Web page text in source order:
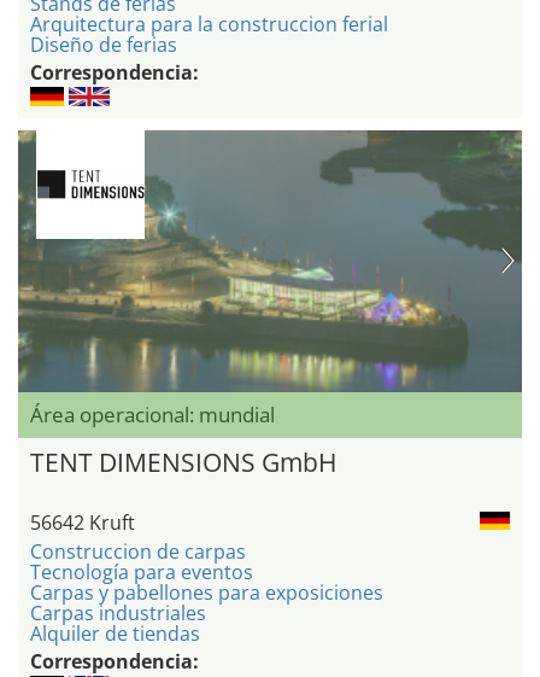
Arquitectura para la construccion ferial
Diseño de ferias
Correspondencia:
Área operacional: mundial
TENT DIMENSIONS GmbH
56642 Kruft
Construccion de carpas
Tecnología para eventos
Carpas y pabellones para exposiciones
Carpas industriales
Alquiler de tiendas
Correspondencia: